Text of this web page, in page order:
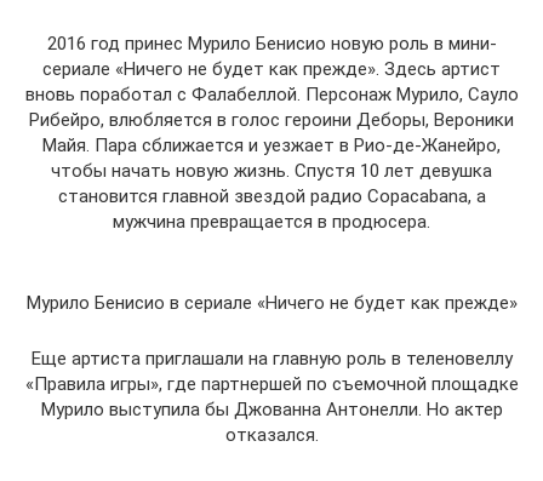
2016 год принес Мурило Бенисио новую роль в мини-
сериале «Ничего не будет как прежде». Здесь артист
вновь поработал с Фалабеллой. Персонаж Мурило, Сауло
Рибейро, влюбляется в голос героини Деборы, Вероники
Майя. Пара сближается и уезжает в Рио-де-Жанейро,
чтобы начать новую жизнь. Спустя 10 лет девушка
становится главной звездой радио Copacabana, а
мужчина превращается в продюсера.
Мурило Бенисио в сериале «Ничего не будет как прежде»
Еще артиста приглашали на главную роль в теленовеллу
«Правила игры», где партнершей по съемочной площадке
Мурило выступила бы Джованна Антонелли. Но актер
отказался.